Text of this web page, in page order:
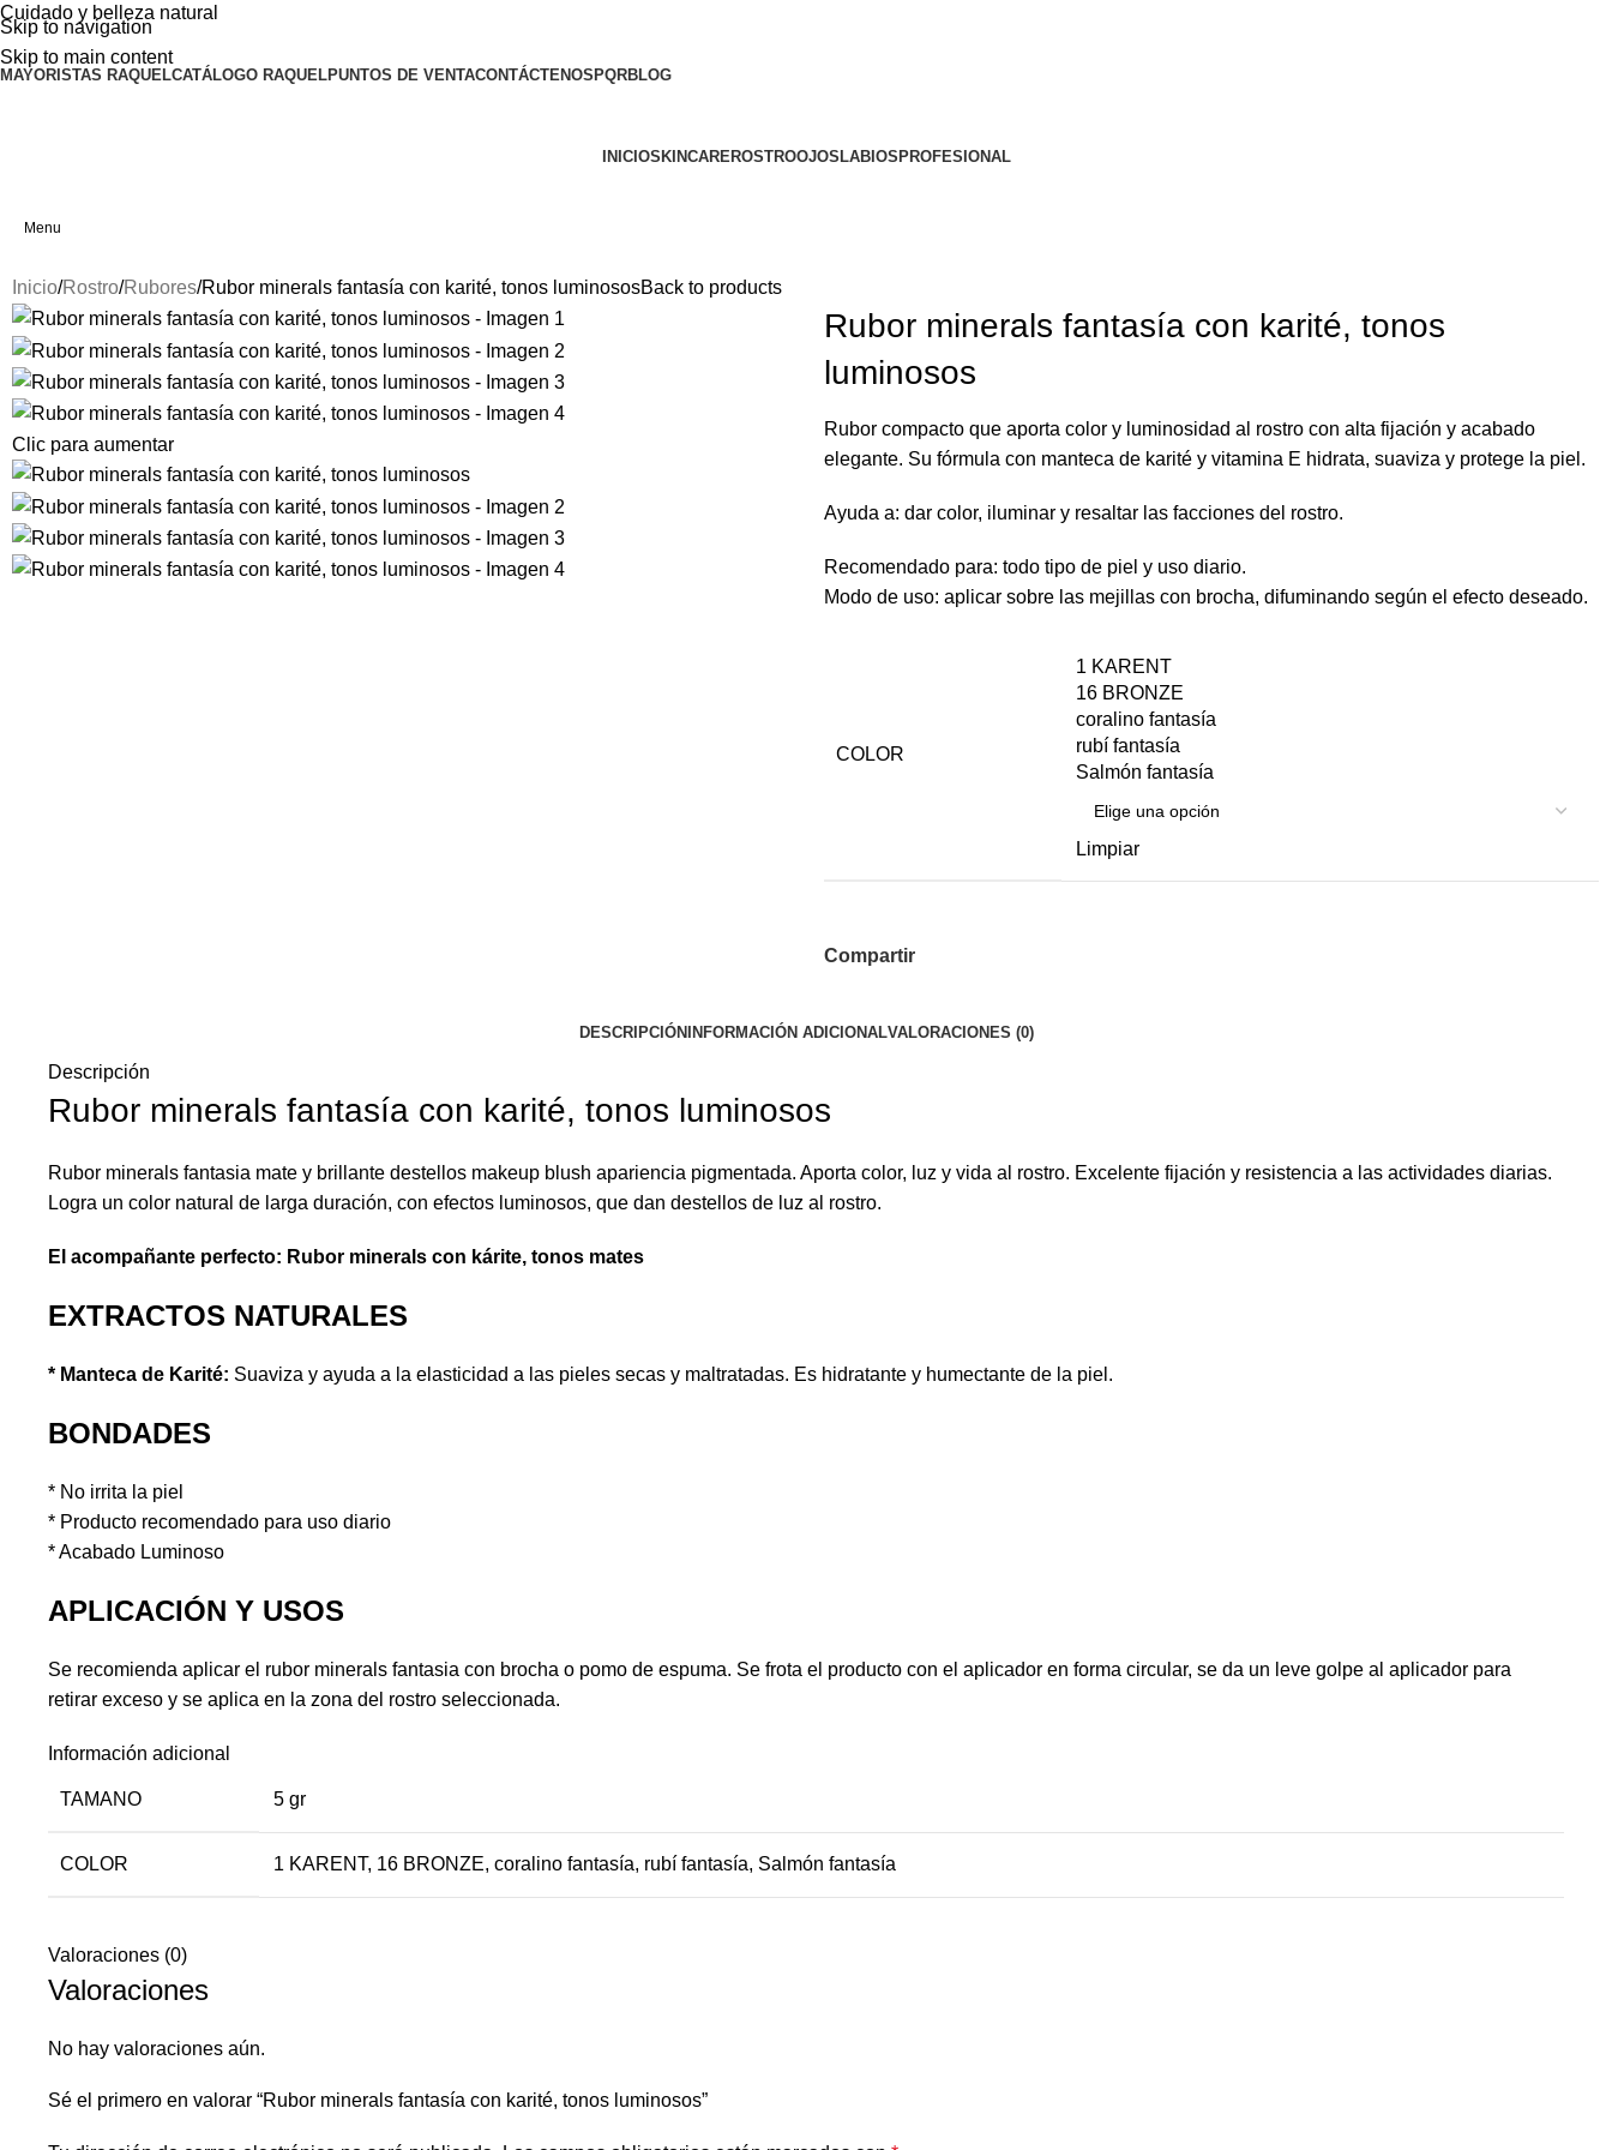
Skip to navigation
Skip to main content
Cuidado y belleza natural
MAYORISTAS RAQUELCATÁLOGO RAQUELPUNTOS DE VENTACONTÁCTENOS PQRBLOG
INICIOSKINCAREROSTROOJOSLABIOSPROFESIONAL
Menu
Inicio Rostro Rubores Rubor minerals fantasía con karité, tonos luminososBack to products
Clic para aumentar
Rubor minerals fantasía con karité, tonos
luminosos
Rubor compacto que aporta color y luminosidad al rostro con alta fijación y acabado
elegante. Su fórmula con manteca de karité y vitamina E hidrata, suaviza y protege la piel.
Ayuda a: dar color, iluminar y resaltar las facciones del rostro.
Recomendado para: todo tipo de piel y uso diario.
Modo de uso: aplicar sobre las mejillas con brocha, difuminando según el efecto deseado.
COLOR
1 KARENT
16 BRONZE
coralino fantasía
rubí fantasía
Salmón fantasía
Limpiar
Compartir
DESCRIPCIÓNINFORMACIÓN ADICIONALVALORACIONES (0)
Descripción
Rubor minerals fantasía con karité, tonos luminosos
Rubor minerals fantasia mate y brillante destellos makeup blush apariencia pigmentada. Aporta color, luz y vida al rostro. Excelente fijación y resistencia a las actividades diarias.
Logra un color natural de larga duración, con efectos luminosos, que dan destellos de luz al rostro.
El acompañante perfecto: Rubor minerals con kárite, tonos mates
EXTRACTOS NATURALES
* Manteca de Karité: Suaviza y ayuda a la elasticidad a las pieles secas y maltratadas. Es hidratante y humectante de la piel.
BONDADES
* No irrita la piel
* Producto recomendado para uso diario
* Acabado Luminoso
APLICACIÓN Y USOS
Se recomienda aplicar el rubor minerals fantasia con brocha o pomo de espuma. Se frota el producto con el aplicador en forma circular, se da un leve golpe al aplicador para
retirar exceso y se aplica en la zona del rostro seleccionada.
Información adicional
TAMANO 5 gr
COLOR 1 KARENT, 16 BRONZE, coralino fantasía, rubí fantasía, Salmón fantasía
Valoraciones (0)
Valoraciones
No hay valoraciones aún.
Sé el primero en valorar “Rubor minerals fantasía con karité, tonos luminosos”